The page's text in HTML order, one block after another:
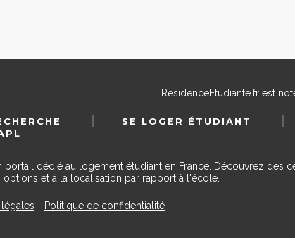
ResidenceEtudiante.frest
SE LOGER ÉTUDIANT
portail dédié au logement étudiant en France. Découvrez
et à la localisation par rapport à l'école.
- Politique de confidentialité